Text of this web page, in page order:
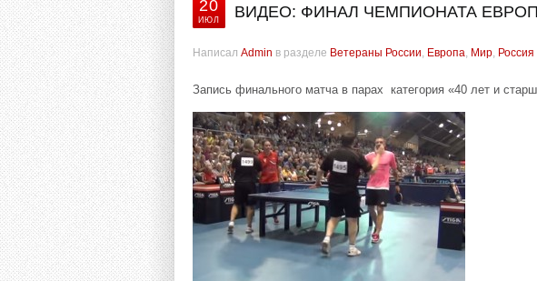
20
ИЮЛ ВИДЕО: ФИНАЛ ЧЕМПИОНАТА
Написал Admin в разделе Ветераны России, Европа, Мир, Россия
Запись финального матча в парах категория «40 лет и